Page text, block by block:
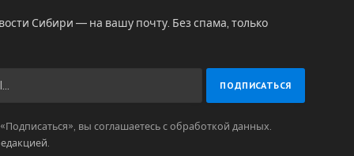
Сибири — на вашу почту. Без спама, только
вы соглашаетесь с обработкой данных.
.